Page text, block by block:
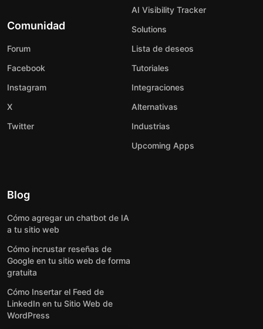
Comunidad
Forum
Facebook
Instagram
X
Twitter
AI Visibility Tracker
Solutions
Lista de deseos
Tutoriales
Integraciones
Alternativas
Industrias
Upcoming Apps
Blog
Cómo agregar un chatbot de IA
a tu sitio web
Cómo incrustar reseñas de
Google en tu sitio web de forma
gratuita
Cómo Insertar el Feed de
LinkedIn en tu Sitio Web de
WordPress